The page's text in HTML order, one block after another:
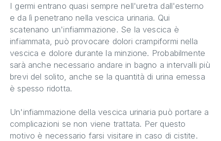
I germi entrano quasi sempre nell'uretra dall'esterno
e da lì penetrano nella vescica urinaria. Qui
scatenano un'infiammazione. Se la vescica è
infiammata, può provocare dolori crampiformi nella
vescica e dolore durante la minzione. Probabilmente
sarà anche necessario andare in bagno a intervalli più
brevi del solito, anche se la quantità di urina emessa
è spesso ridotta.
Un'infiammazione della vescica urinaria può portare a
complicazioni se non viene trattata. Per questo
motivo è necessario farsi visitare in caso di cistite.